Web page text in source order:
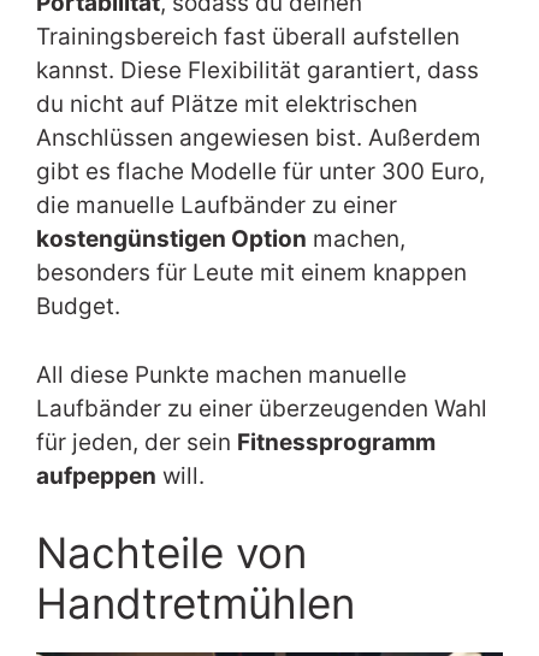
Trainingsbereich fast überall aufstellen
kannst. Diese Flexibilität garantiert, dass
du nicht auf Plätze mit elektrischen
Anschlüssen angewiesen bist. Außerdem
gibt es flache Modelle für unter 300 Euro,
die manuelle Laufbänder zu einer
kostengünstigen Option machen,
besonders für Leute mit einem knappen
Budget.
All diese Punkte machen manuelle
Laufbänder zu einer überzeugenden Wahl
für jeden, der sein Fitnessprogramm
aufpeppen will.
Nachteile von
Handtretmühlen